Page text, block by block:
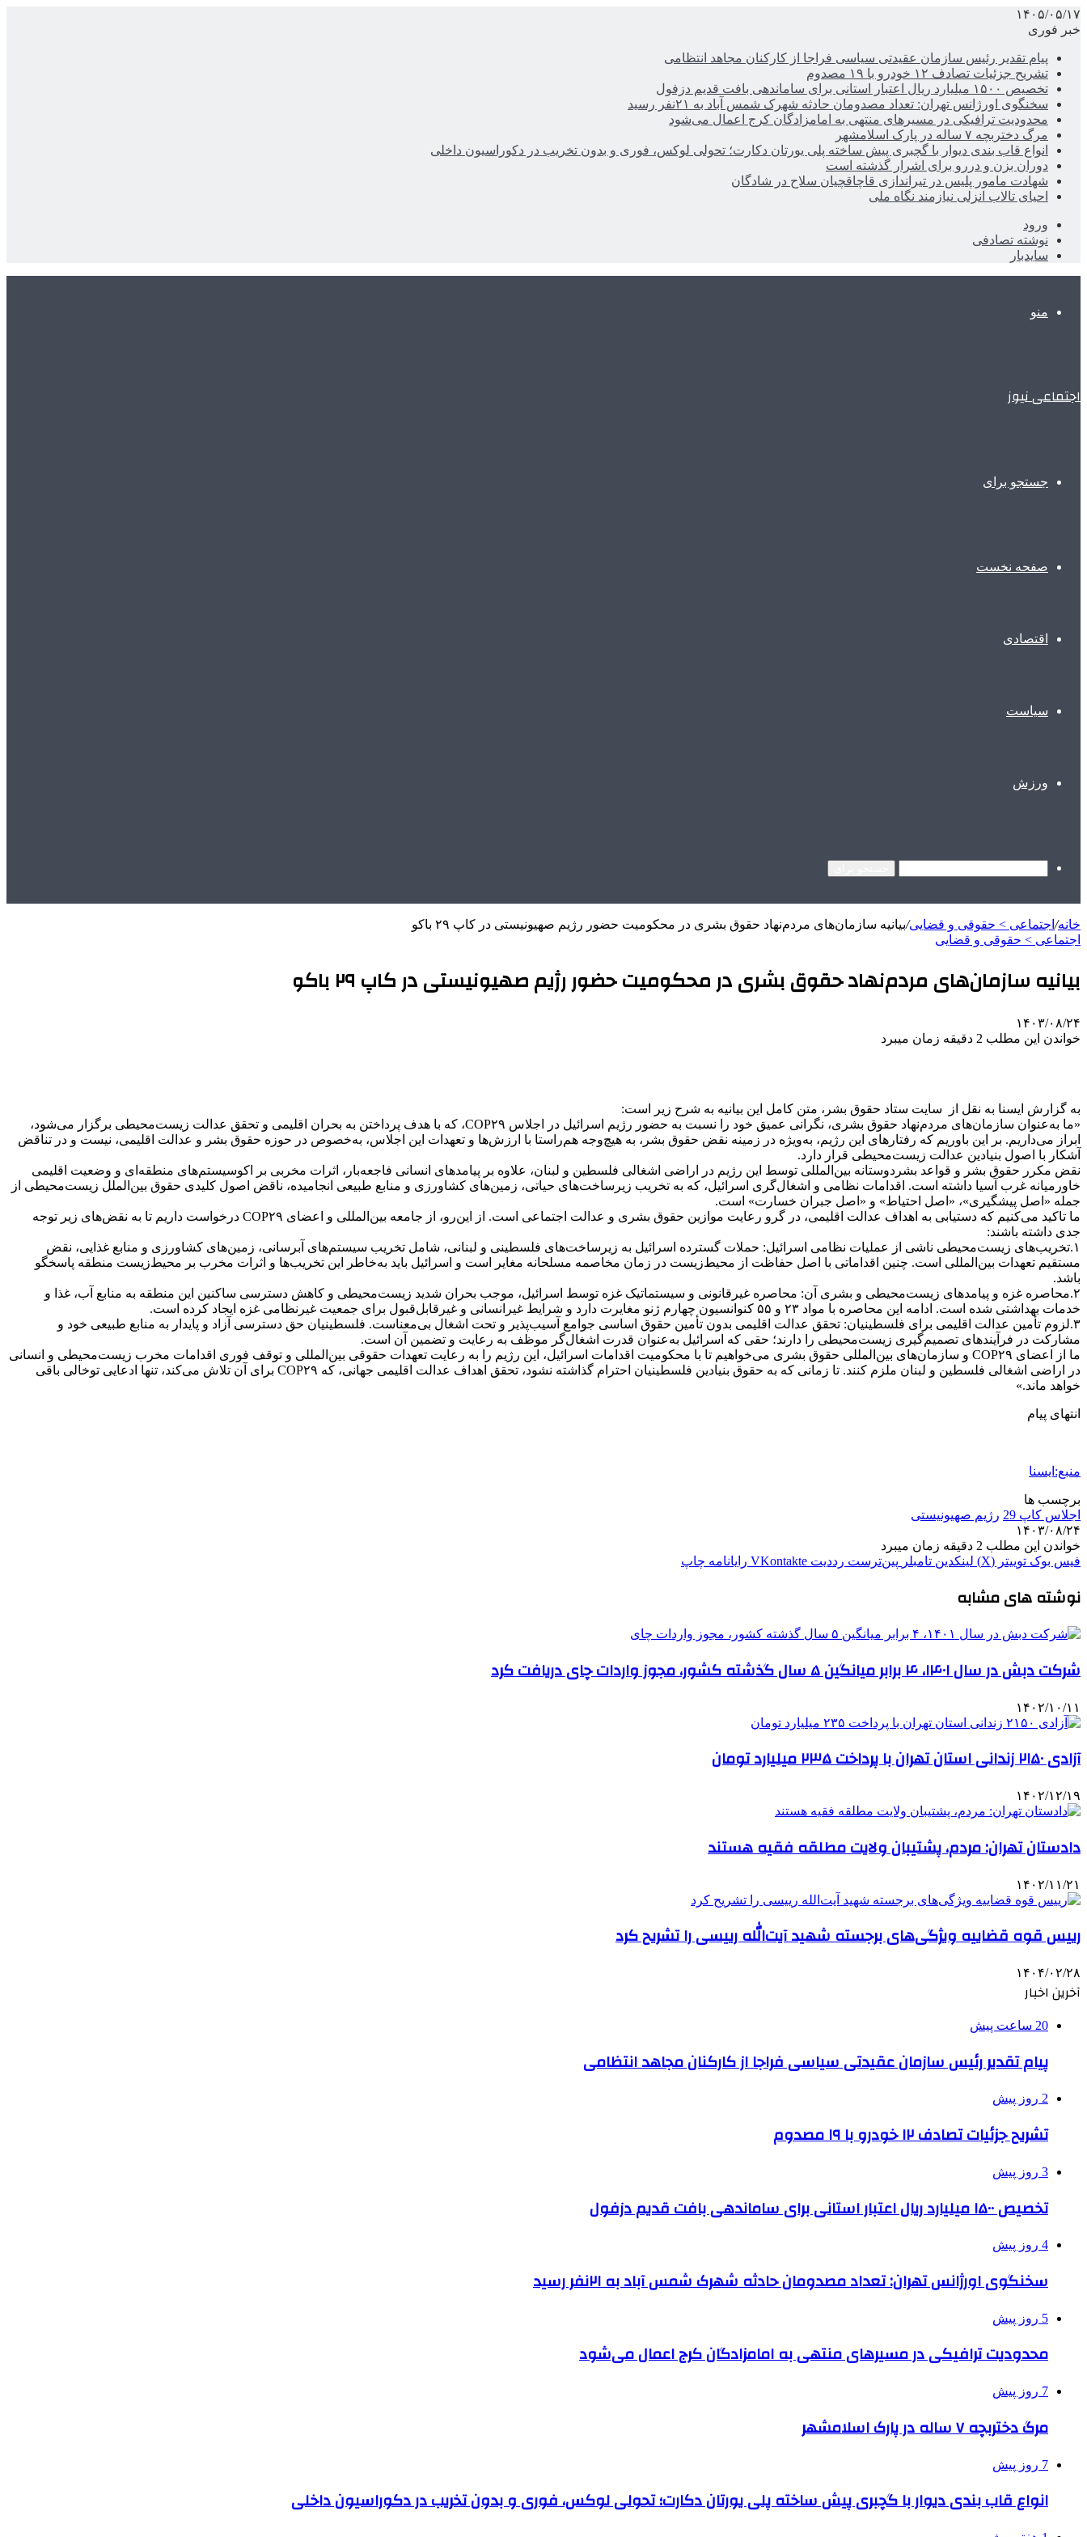
۱۴۰۵/۰۵/۱۷
خبر فوری
پیام تقدیر رئیس سازمان عقیدتی سیاسی فراجا از کارکنان مجاهد انتظامی
تشریح جزئیات تصادف ۱۲ خودرو با ۱۹ مصدوم
تخصیص ۱۵۰۰ میلیارد ریال اعتبار استانی برای ساماندهی بافت قدیم دزفول
سخنگوی اورژانس تهران: تعداد مصدومان حادثه شهرک شمس آباد به ۲۱نفر رسید
محدودیت ترافیکی در مسیرهای منتهی به امامزادگان کرج اعمال می‌شود
مرگ دختربچه ۷ ساله در پارک اسلامشهر
انواع قاب بندی دیوار با گچبری پیش ساخته پلی یورتان دکارت؛ تحولی لوکس، فوری و بدون تخریب در دکوراسیون داخلی
دوران بزن و دررو برای اشرار گذشته است
شهادت مامور پلیس در تیراندازی قاچاقچیان سلاح در شادگان
احیای تالاب انزلی نیازمند نگاه ملی
ورود
نوشته تصادفی
سایدبار
منو
اجتماعی نیوز
جستجو برای
صفحه نخست
اقتصادی
سیاست
ورزش
خانه/ اجتماعی > حقوقی و قضایی/بیانیه سازمان‌های مردم‌نهاد حقوق بشری در محکومیت حضور رژیم صهیونیستی در کاپ ۲۹ باکو
اجتماعی > حقوقی و قضایی
بیانیه سازمان‌های مردم‌نهاد حقوق بشری در محکومیت حضور رژیم صهیونیستی در کاپ ۲۹ باکو
۱۴۰۳/۰۸/۲۴
خواندن این مطلب 2 دقیقه زمان میبرد
به گزارش ایسنا به نقل از سایت ستاد حقوق بشر، متن کامل این بیانیه به شرح زیر است:
«ما به‌عنوان سازمان‌های مردم‌نهاد حقوق بشری، نگرانی عمیق خود را نسبت به حضور رژیم اسرائیل در اجلاس COP۲۹، که با هدف پرداختن به بحران اقلیمی و تحقق عدالت زیست‌محیطی برگزار می‌شود،
ابراز می‌داریم. بر این باوریم که رفتارهای این رژیم، به‌ویژه در زمینه نقض حقوق بشر، به هیچ‌وجه هم‌راستا با ارزش‌ها و تعهدات این اجلاس، به‌خصوص در حوزه حقوق بشر و عدالت اقلیمی، نیست و در تناقض
آشکار با اصول بنیادین عدالت زیست‌محیطی قرار دارد.
نقض مکرر حقوق بشر و قواعد بشردوستانه بین‌المللی توسط این رژیم در اراضی اشغالی فلسطین و لبنان، علاوه بر پیامدهای انسانی فاجعه‌بار، اثرات مخربی بر اکوسیستم‌های منطقه‌ای و وضعیت اقلیمی
خاورمیانه غرب آسیا داشته است. اقدامات نظامی و اشغال‌گری اسرائیل، که به تخریب زیرساخت‌های حیاتی، زمین‌های کشاورزی و منابع طبیعی انجامیده، ناقض اصول کلیدی حقوق بین‌الملل زیست‌محیطی از
جمله «اصل پیشگیری»، «اصل احتیاط» و «اصل جبران خسارت» است.
ما تاکید می‌کنیم که دستیابی به اهداف عدالت اقلیمی، در گرو رعایت موازین حقوق بشری و عدالت اجتماعی است. از این‌رو، از جامعه بین‌المللی و اعضای COP۲۹ درخواست داریم تا به نقض‌های زیر توجه
جدی داشته باشند:
۱.تخریب‌های زیست‌محیطی ناشی از عملیات نظامی اسرائیل: حملات گسترده اسرائیل به زیرساخت‌های فلسطینی و لبنانی، شامل تخریب سیستم‌های آبرسانی، زمین‌های کشاورزی و منابع غذایی، نقض
مستقیم تعهدات بین‌المللی است. چنین اقداماتی با اصل حفاظت از محیط‌زیست در زمان مخاصمه مسلحانه مغایر است و اسرائیل باید به‌خاطر این تخریب‌ها و اثرات مخرب بر محیط‌زیست منطقه پاسخگو
باشد.
۲.محاصره غزه و پیامدهای زیست‌محیطی و بشری آن: محاصره غیرقانونی و سیستماتیک غزه توسط اسرائیل، موجب بحران شدید زیست‌محیطی و کاهش دسترسی ساکنین این منطقه به منابع آب، غذا و
خدمات بهداشتی شده است. ادامه این محاصره با مواد ۲۳ و ۵۵ کنوانسیون چهارم ژنو مغایرت دارد و شرایط غیرانسانی و غیرقابل‌قبول برای جمعیت غیرنظامی غزه ایجاد کرده است.
۳.لزوم تأمین عدالت اقلیمی برای فلسطینیان: تحقق عدالت اقلیمی بدون تأمین حقوق اساسی جوامع آسیب‌پذیر و تحت اشغال بی‌معناست. فلسطینیان حق دسترسی آزاد و پایدار به منابع طبیعی خود و
مشارکت در فرآیندهای تصمیم‌گیری زیست‌محیطی را دارند؛ حقی که اسرائیل به‌عنوان قدرت اشغال‌گر موظف به رعایت و تضمین آن است.
ما از اعضای COP۲۹ و سازمان‌های بین‌المللی حقوق بشری می‌خواهیم تا با محکومیت اقدامات اسرائیل، این رژیم را به رعایت تعهدات حقوقی بین‌المللی و توقف فوری اقدامات مخرب زیست‌محیطی و انسانی
در اراضی اشغالی فلسطین و لبنان ملزم کنند. تا زمانی که به حقوق بنیادین فلسطینیان احترام گذاشته نشود، تحقق اهداف عدالت اقلیمی جهانی، که COP۲۹ برای آن تلاش می‌کند، تنها ادعایی توخالی باقی
خواهد ماند.»
انتهای پیام
منبع:ایسنا
برچسب ها
اجلاس کاپ 29
رژيم صهيونيستی
۱۴۰۳/۰۸/۲۴
خواندن این مطلب 2 دقیقه زمان میبرد
فیس بوک توییتر (X) لینکدین ‫تامبلر ‫پین‌ترست ‫رددیت ‫VKontakte رایانامه چاپ
نوشته های مشابه
شرکت دبش در سال ۱۴۰۱، ۴ برابر میانگین ۵ سال گذشته کشور، مجوز واردات چای دریافت کرد
۱۴۰۲/۱۰/۱۱
آزادی ۲۱۵۰ زندانی استان تهران با پرداخت ۲۳۵ میلیارد تومان
۱۴۰۲/۱۲/۱۹
دادستان تهران: مردم، پشتیبان ولایت مطلقه فقیه هستند
۱۴۰۲/۱۱/۲۱
رییس قوه قضاییه ویژگی‌های برجسته شهید آیت‌الله رییسی را تشریح کرد
۱۴۰۴/۰۲/۲۸
آخرین اخبار
20 ساعت پیش
پیام تقدیر رئیس سازمان عقیدتی سیاسی فراجا از کارکنان مجاهد انتظامی
2 روز پیش
تشریح جزئیات تصادف ۱۲ خودرو با ۱۹ مصدوم
3 روز پیش
تخصیص ۱۵۰۰ میلیارد ریال اعتبار استانی برای ساماندهی بافت قدیم دزفول
4 روز پیش
سخنگوی اورژانس تهران: تعداد مصدومان حادثه شهرک شمس آباد به ۲۱نفر رسید
5 روز پیش
محدودیت ترافیکی در مسیرهای منتهی به امامزادگان کرج اعمال می‌شود
7 روز پیش
مرگ دختربچه ۷ ساله در پارک اسلامشهر
7 روز پیش
انواع قاب بندی دیوار با گچبری پیش ساخته پلی یورتان دکارت؛ تحولی لوکس، فوری و بدون تخریب در دکوراسیون داخلی